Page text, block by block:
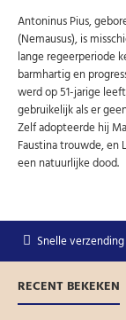
Antoninus Pius,
(Nemausus), is
lange regeerperiode
barmhartig en
werd op 51-jarige
gebruikelijk als er
Zelf adopteerde hij
Faustina trouwde, en
een natuurlijke dood.
Snelle verzending
RECENT BEKEKEN